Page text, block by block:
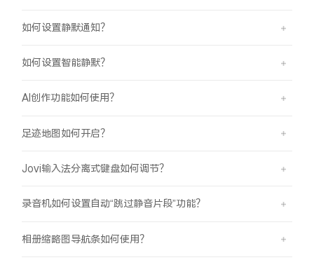
如何设置静默通知？
如何设置智能静默？
AI创作功能如何使用？
足迹地图如何开启？
Jovi输入法分离式键盘如何调节？
录音机如何设置自动“跳过静音片段”功能？
相册缩略图导航条如何使用？